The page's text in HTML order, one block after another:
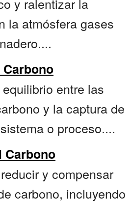
la atmósfera gases
Carbono
entre las
y la captura de
o proceso....
Carbono
y compensar
carbono, incluyendo